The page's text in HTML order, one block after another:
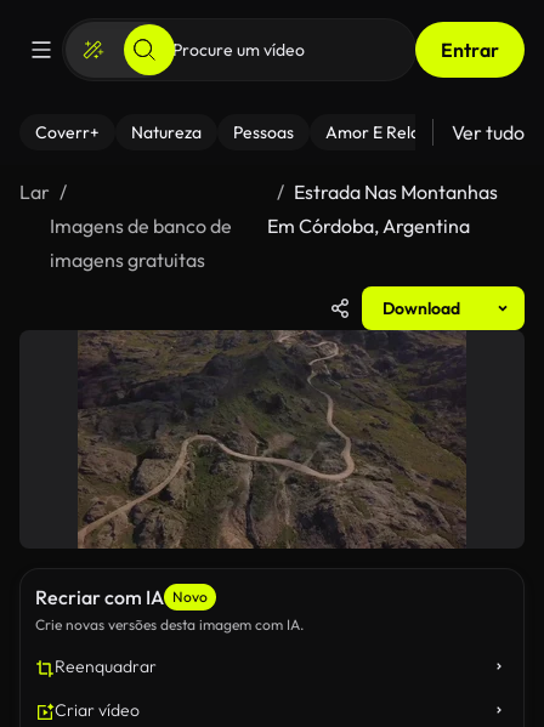
Entrar
Coverr+ Natureza Pessoas Amor E Relacionamentos
Ver tudo
Lar
Imagens de banco de
imagens gratuitas
Estrada Nas Montanhas
Em Córdoba, Argentina
Download
Recriar com IA Novo
Crie novas versões desta imagem com IA.
Reenquadrar
Criar vídeo